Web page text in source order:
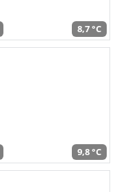
8,7 °C
9,8 °C